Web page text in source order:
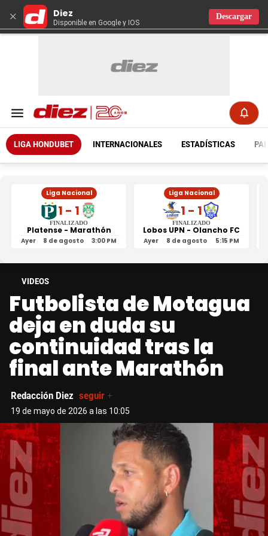
× Diez
Disponible en Google y IOS
Descargar
LIGA HONDUBET INTERNACIONALES ESTADÍSTICAS
Liga Nacional
1 - 1
FINALIZADO
Platense - Marathón
Ayer 8 de agosto 3:00 PM
Liga Nacional
1 - 1
FINALIZADO
Lobos UPN - Olancho FC
Ayer 8 de agosto 5:15 PM
VIDEOS
Futbolista de Motagua
deja en duda su
continuidad tras la
final ante Marathón
Redacción Diez seguir +
19 de mayo de 2026 a las 10:05